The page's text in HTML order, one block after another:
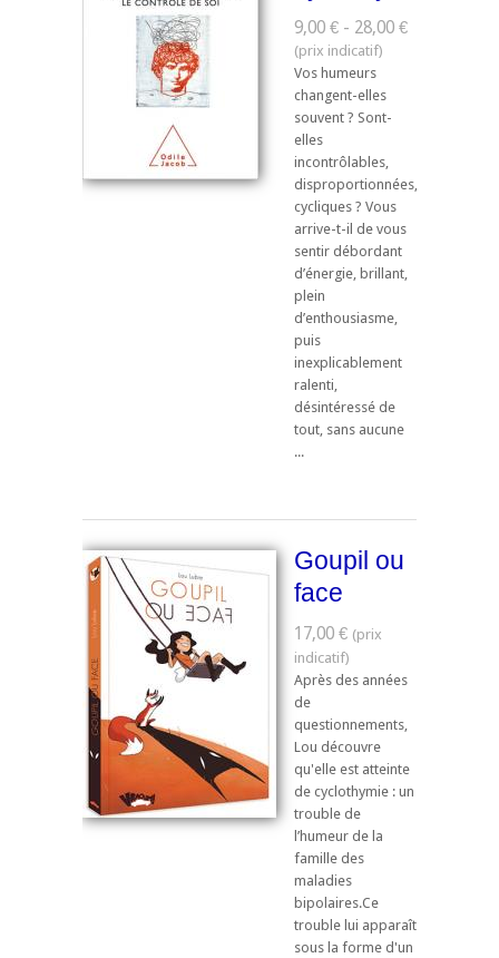
9,00 € - 28,00 €
Vos humeurs
changent-elles
souvent ? Sont-
elles
incontrôlables,
disproportionnées,
cycliques ? Vous
arrive-t-il de vous
sentir débordant
d’énergie, brillant,
plein
d’enthousiasme,
puis
inexplicablement
ralenti,
désintéressé de
tout, sans aucune
...
Goupil ou
face
17,00 €
Après des années
de
questionnements,
Lou découvre
qu'elle est atteinte
de cyclothymie : un
trouble de
l’humeur de la
famille des
maladies
bipolaires.Ce
trouble lui apparaît
sous la forme d'un